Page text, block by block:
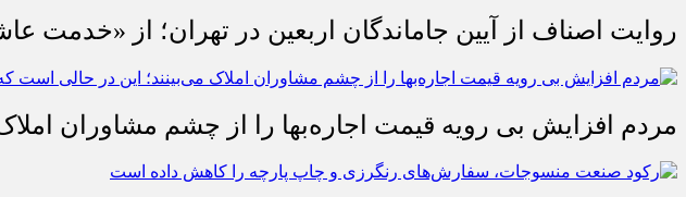
روایت اصناف از آیین جاماندگان اربعین در تهران؛ از «خدمت
مردم افزایش بی رویه قیمت اجاره‌بها را از چشم مشاوران